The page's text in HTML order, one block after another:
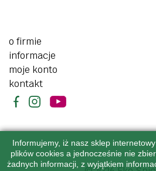
o firmie
informacje
moje konto
kontakt
Informujemy, iż nasz sklep
plików cookies a jednocześnie nie
żadnych informacji, z wyjątkiem